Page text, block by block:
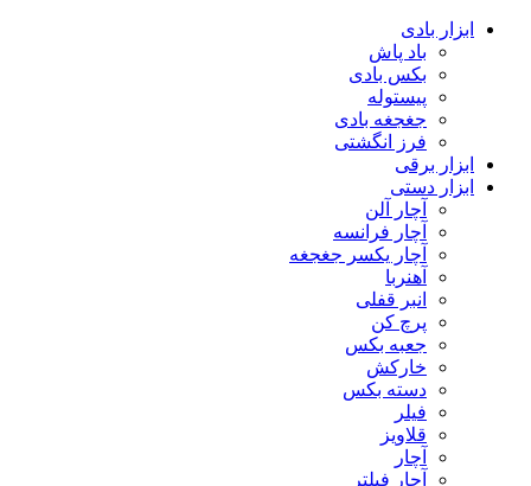
ابزار بادی
باد پاش
بکس بادی
پیستوله
جغجغه بادی
فرز انگشتی
ابزار برقی
ابزار دستی
آچار آلن
آچار فرانسه
آچار یکسر جغجغه
آهنربا
انبر قفلی
پرچ کن
جعبه بکس
خارکش
دسته بکس
فیلر
قلاویز
آچار
آچار فیلتر